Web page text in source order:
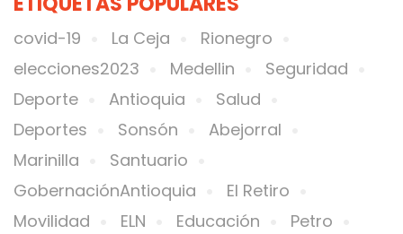
covid-19 La Ceja
Rionegro
elecciones2023
Medellin
Seguridad
Deporte
Antioquia
Salud
Deportes
Sonsón
Abejorral
Marinilla
Santuario
GobernaciónAntioquia
El Retiro
Movilidad
ELN Educación Petro